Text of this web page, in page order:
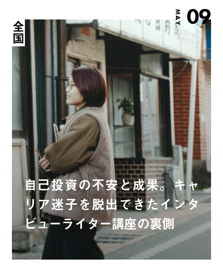
MAY. 09
全国
自己投資の不安と成果。キャ
リア迷子を脱出できたインタ
ビューライター講座の裏側